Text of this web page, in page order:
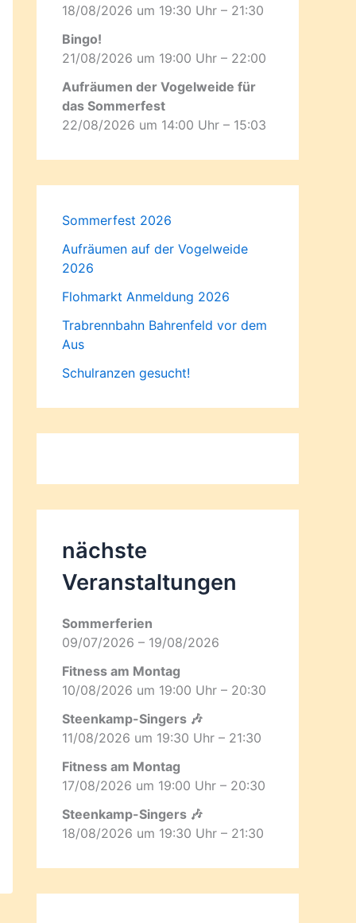
18/08/2026 um 19:30 Uhr – 21:30
Bingo!
21/08/2026 um 19:00 Uhr – 22:00
Aufräumen der Vogelweide für
das Sommerfest
22/08/2026 um 14:00 Uhr – 15:03
Sommerfest 2026
Aufräumen auf der Vogelweide
2026
Flohmarkt Anmeldung 2026
Trabrennbahn Bahrenfeld vor dem
Aus
Schulranzen gesucht!
nächste
Veranstaltungen
Sommerferien
09/07/2026 – 19/08/2026
Fitness am Montag
10/08/2026 um 19:00 Uhr – 20:30
Steenkamp-Singers 🎶
11/08/2026 um 19:30 Uhr – 21:30
Fitness am Montag
17/08/2026 um 19:00 Uhr – 20:30
Steenkamp-Singers 🎶
18/08/2026 um 19:30 Uhr – 21:30